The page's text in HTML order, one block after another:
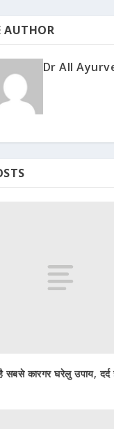
AUTHOR
Dr All
कारगर घरेलु उपाय, दर्द